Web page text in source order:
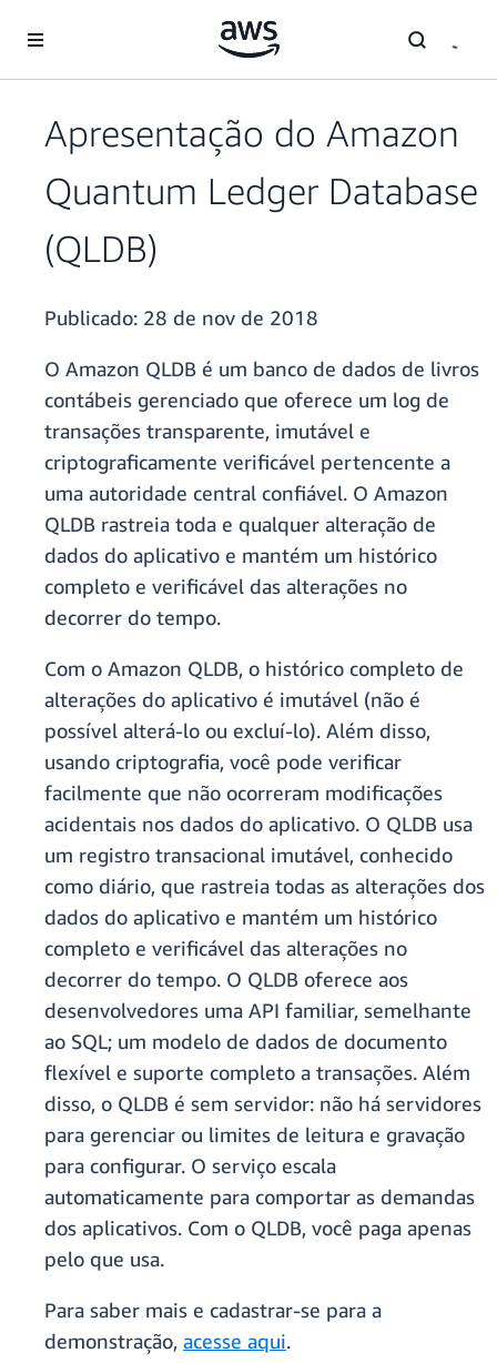
Pular para o conteúdo principal
Apresentação do Amazon
Quantum Ledger Database
(QLDB)
Publicado: 28 de nov de 2018
O Amazon QLDB é um banco de dados de livros
contábeis gerenciado que oferece um log de
transações transparente, imutável e
criptograficamente verificável pertencente a
uma autoridade central confiável. O Amazon
QLDB rastreia toda e qualquer alteração de
dados do aplicativo e mantém um histórico
completo e verificável das alterações no
decorrer do tempo.
Com o Amazon QLDB, o histórico completo de
alterações do aplicativo é imutável (não é
possível alterá-lo ou excluí-lo). Além disso,
usando criptografia, você pode verificar
facilmente que não ocorreram modificações
acidentais nos dados do aplicativo. O QLDB usa
um registro transacional imutável, conhecido
como diário, que rastreia todas as alterações dos
dados do aplicativo e mantém um histórico
completo e verificável das alterações no
decorrer do tempo. O QLDB oferece aos
desenvolvedores uma API familiar, semelhante
ao SQL; um modelo de dados de documento
flexível e suporte completo a transações. Além
disso, o QLDB é sem servidor: não há servidores
para gerenciar ou limites de leitura e gravação
para configurar. O serviço escala
automaticamente para comportar as demandas
dos aplicativos. Com o QLDB, você paga apenas
pelo que usa.
Para saber mais e cadastrar-se para a
demonstração, acesse aqui.